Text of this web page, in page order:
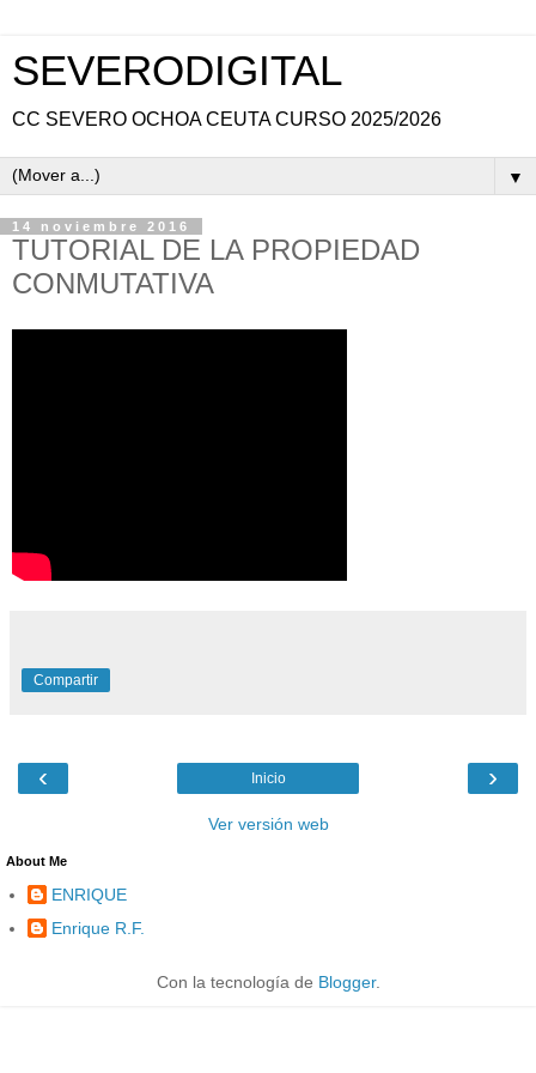
SEVERODIGITAL
CC SEVERO OCHOA CEUTA CURSO 2025/2026
▼
14 noviembre 2016
TUTORIAL DE LA PROPIEDAD
CONMUTATIVA
Compartir
‹ ›
Inicio
Ver versión web
About Me
ENRIQUE
Enrique R.F.
Con la tecnología de Blogger.